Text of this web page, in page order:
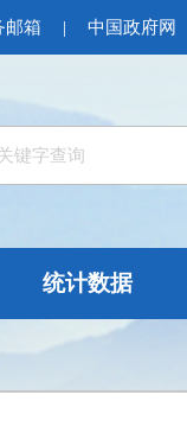
邮箱 | 中国政府网
统计数据